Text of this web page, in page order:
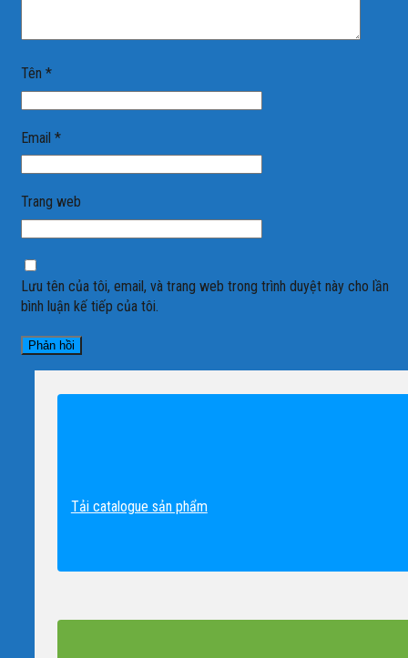
Tên *
Email *
Trang web
Lưu tên của tôi, email, và trang web trong trình duyệt này cho lần
bình luận kế tiếp của tôi.
Tải catalogue sản phẩm